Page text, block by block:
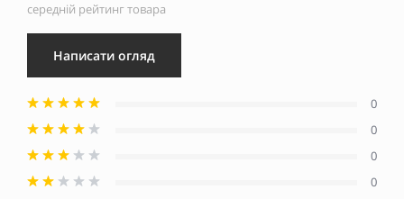
середній рейтинг товара
Написати огляд
0
0
0
0